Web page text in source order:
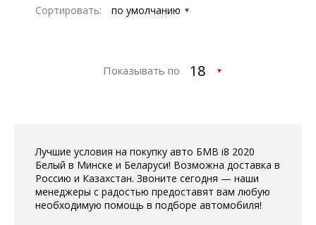
Сортировать:
Показывать по
Лучшие условия на покупку авто БМВ i8 2020
Белый в Минске и Беларуси! Возможна доставка в
Россию и Казахстан. Звоните сегодня — наши
менеджеры с радостью предоставят вам любую
необходимую помощь в подборе автомобиля!